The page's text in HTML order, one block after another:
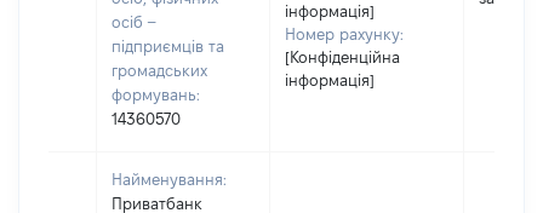
осіб –
підприємців та
громадських
формувань:
14360570
інформація]
Номер рахунку:
[Конфіденційна
інформація]
Найменування:
Приватбанк